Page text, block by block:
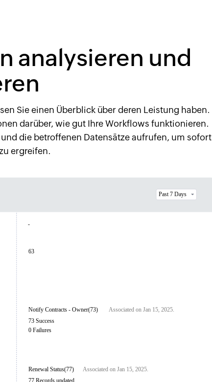
analysieren und
Sie einen Überblick über deren Leistung haben.
darüber, wie gut Ihre Workflows funktionieren.
die betroffenen Datensätze aufrufen, um sofort
ergreifen.